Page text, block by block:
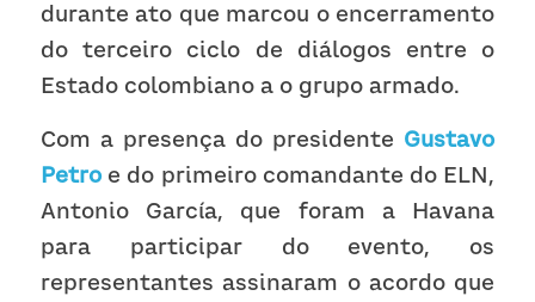
durante ato que marcou o encerramento
do terceiro ciclo de diálogos entre o
Estado colombiano a o grupo armado.
Com a presença do presidente Gustavo
Petro e do primeiro comandante do ELN,
Antonio García, que foram a Havana
para participar do evento, os
representantes assinaram o acordo que